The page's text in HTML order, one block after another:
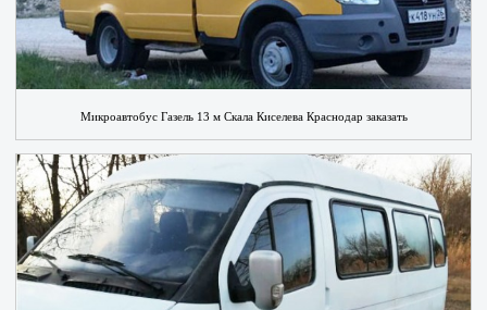
Микроавтобус Газель 13 м Скала Киселева Краснодар заказать